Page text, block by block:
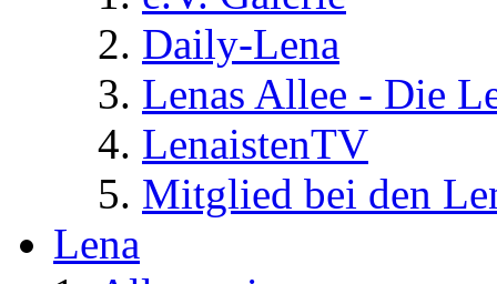
Daily-Lena
Lenas Allee - Die
LenaistenTV
Mitglied bei den
Lena